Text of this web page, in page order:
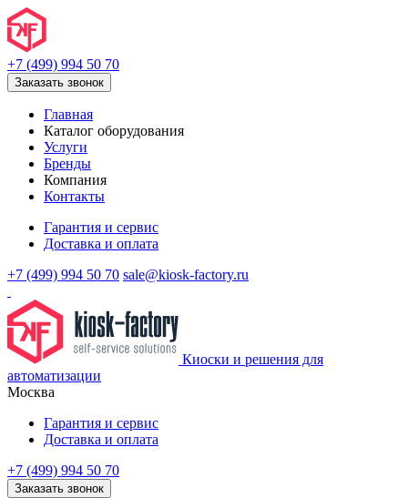
+7 (499) 994 50 70
Заказать звонок
Главная
Каталог оборудования
Услуги
Бренды
Компания
Контакты
Гарантия и сервис
Доставка и оплата
+7 (499) 994 50 70 sale@kiosk-factory.ru
Киоски и решения для
автоматизации
Москва
Гарантия и сервис
Доставка и оплата
+7 (499) 994 50 70
Заказать звонок